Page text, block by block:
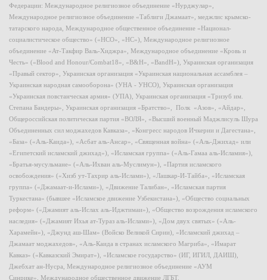
Федерации: Международное религиозное объединение «Нурджулар»,
Международное религиозное объединение «Таблиги Джамаат», меджлис крымско-
татарского народа, Международное общественное объединение «Национал-
социалистическое общество» («НСО», «НС»), Международное религиозное
объединение «Ат-Такфир Валь-Хиджра», Международное объединение «Кровь и
Честь» («Blood and Honour/Combat18», «B&H», «BandH»), Украинская организация
«Правый сектор», Украинская организация «Украинская национальная ассамблея –
Украинская народная самооборона» (УНА - УНСО), Украинская организация
«Украинская повстанческая армия» (УПА), Украинская организация «Тризуб им.
Степана Бандеры», Украинская организация «Братство», Полк «Азов», «Айдар»,
Общероссийская политическая партия «ВОЛЯ», «Высший военный Маджлисуль Шура
Объединенных сил моджахедов Кавказа», «Конгресс народов Ичкерии и Дагестана»,
«База» («Аль-Каида»), «Асбат аль-Ансар», «Священная война» («Аль-Джихад» или
«Египетский исламский джихад»), «Исламская группа» («Аль-Гамаа аль-Исламия»),
«Братья-мусульмане» («Аль-Ихван аль-Муслимун»), «Партия исламского
освобождения» («Хизб ут-Тахрир аль-Ислами»), «Лашкар-И-Тайба», «Исламская
группа» («Джамаат-и-Ислами»), «Движение Талибан», «Исламская партия
Туркестана» (бывшее «Исламское движение Узбекистана»), «Общество социальных
реформ» («Джамият аль-Ислах аль-Иджтимаи»), «Общество возрождения исламского
наследия» («Джамият Ихья ат-Тураз аль-Ислами»), «Дом двух святых» («Аль-
Харамейн»), «Джунд аш-Шам» (Войско Великой Сирии), «Исламский джихад –
Джамаат моджахедов», «Аль-Каида в странах исламского Магриба», «Имарат
Кавказ» («Кавказский Эмират»), «Исламское государство» (ИГ, ИГИЛ, ДАИШ),
Джебхат ан-Нусра, Международное религиозное объединение «АУМ
Синрике», Международное общественное движение ЛГБТ.